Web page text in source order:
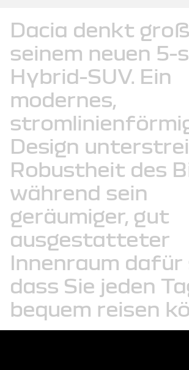
Dacia denkt groß
seinem neuen 5-
Hybrid-SUV. Ein
modernes,
Design
Robustheit des
während sein
geräumiger, gut
ausgestatteter
Innenraum dafür
dass Sie jeden
bequem reisen